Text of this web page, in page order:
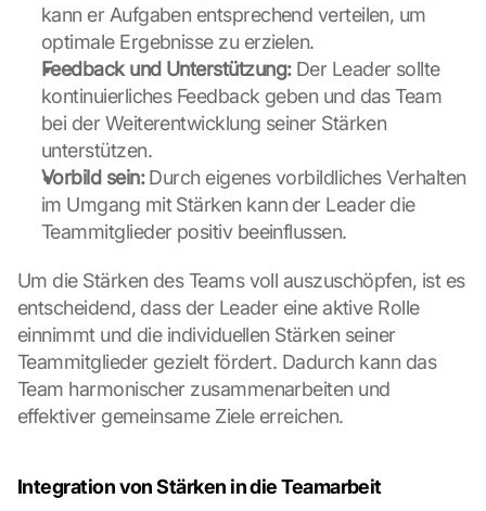
kann er Aufgaben entsprechend verteilen, um
optimale Ergebnisse zu erzielen.
Feedback und Unterstützung: Der Leader sollte
kontinuierliches Feedback geben und das Team
bei der Weiterentwicklung seiner Stärken
unterstützen.
Vorbild sein: Durch eigenes vorbildliches Verhalten
im Umgang mit Stärken kann der Leader die
Teammitglieder positiv beeinflussen.
Um die Stärken des Teams voll auszuschöpfen, ist es
entscheidend, dass der Leader eine aktive Rolle
einnimmt und die individuellen Stärken seiner
Teammitglieder gezielt fördert. Dadurch kann das
Team harmonischer zusammenarbeiten und
effektiver gemeinsame Ziele erreichen.
Integration von Stärken in die Teamarbeit
L
o
a
d
G
o
o
l
e
M
a
p
s
c